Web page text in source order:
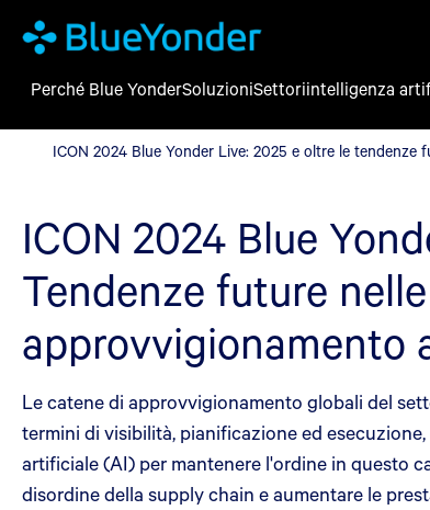
ICON 2024 Blue Yonder Live: 2025 e oltre le
Perché Blue YonderSoluzioniSettoriintelligenza
ICON 2024 Blue Yonder Live: 2025 e oltre le
ICON 2024 Blue
Tendenze future
approvvigionamento
Le catene di approvvigionamento globali del
termini di visibilità, pianificazione ed
artificiale (AI) per mantenere l'ordine in questo
disordine della supply chain e aumentare le